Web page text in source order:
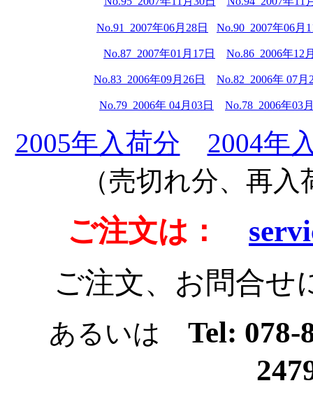
No.91 2007年06月28日 No.90 2007年06月
No.87 2007年01月17日 No.86 2006年12
No.83 2006年09月26日 No.82 2006年 07月
No.79 2006年 04月03日 No.78 2006年03
2005年入荷分
2004年
（売切れ分、再
ご注文は：
ご注文、お問合せ
あるいは Tel: